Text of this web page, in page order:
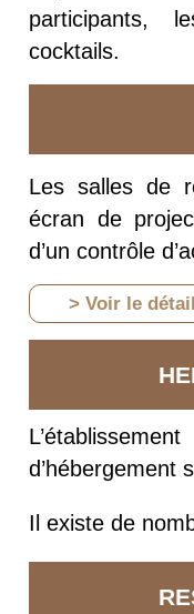
participants,
cocktails.
Les salles de
écran de
d’un contrôle
> Voir le
d’hébergement
Il existe de